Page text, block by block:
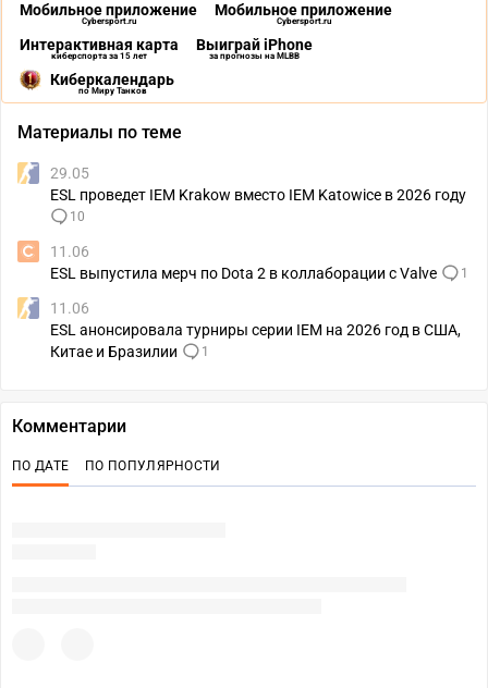
Мобильное приложение
Cybersport.ru
Мобильное приложение
Cybersport.ru
Интерактивная карта
киберспорта за 15 лет
Выиграй iPhone
за прогнозы на MLBB
Киберкалендарь
по Миру Танков
Материалы по теме
29.05
ESL проведет IEM Krakow вместо IEM Katowice в 2026 году
10
11.06
ESL выпустила мерч по Dota 2 в коллаборации с Valve
1
11.06
ESL анонсировала турниры серии IEM на 2026 год в США,
Китае и Бразилии
1
Комментарии
ПО ДАТЕ ПО ПОПУЛЯРНОСТИ